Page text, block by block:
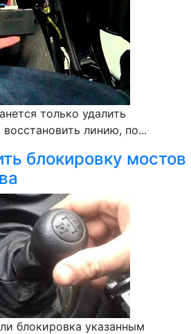
только удалить
линию, по...
блокировку мостов
блокировка указанным